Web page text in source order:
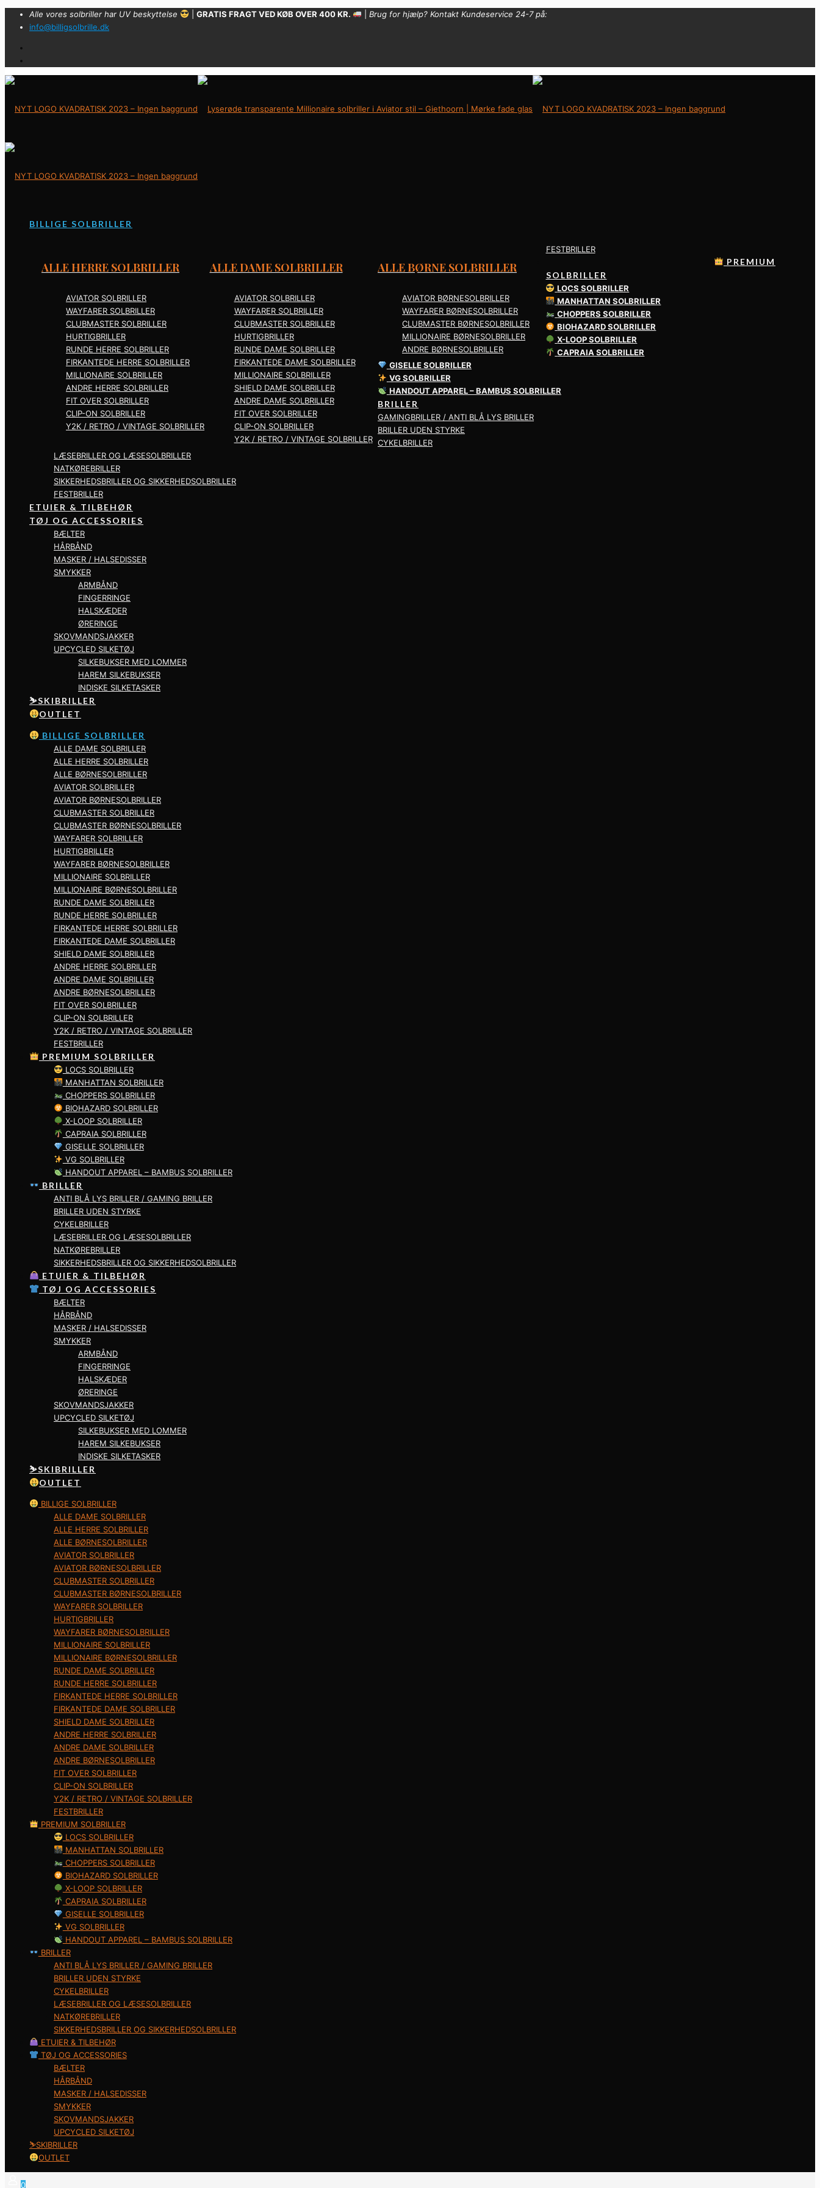
Alle vores solbriller har UV beskyttelse GRATIS FRAGT VED KØB OVER 400 KR.
Brug for hjælp? Kontakt Kundeservice 24-7 på:
info@billigsolbrille.dk
BILLIGE SOLBRILLER
ALLE HERRE SOLBRILLER
AVIATOR SOLBRILLER
WAYFARER SOLBRILLER
CLUBMASTER SOLBRILLER
HURTIGBRILLER
RUNDE HERRE SOLBRILLER
FIRKANTEDE HERRE SOLBRILLER
MILLIONAIRE SOLBRILLER
ANDRE HERRE SOLBRILLER
FIT OVER SOLBRILLER
CLIP-ON SOLBRILLER
Y2K / RETRO / VINTAGE SOLBRILLER
ALLE DAME SOLBRILLER
AVIATOR SOLBRILLER
WAYFARER SOLBRILLER
CLUBMASTER SOLBRILLER
HURTIGBRILLER
RUNDE DAME SOLBRILLER
FIRKANTEDE DAME SOLBRILLER
MILLIONAIRE SOLBRILLER
SHIELD DAME SOLBRILLER
ANDRE DAME SOLBRILLER
FIT OVER SOLBRILLER
CLIP-ON SOLBRILLER
Y2K / RETRO / VINTAGE SOLBRILLER
ALLE BØRNE SOLBRILLER
AVIATOR BØRNESOLBRILLER
WAYFARER BØRNESOLBRILLER
CLUBMASTER BØRNESOLBRILLER
MILLIONAIRE BØRNESOLBRILLER
ANDRE BØRNESOLBRILLER
FESTBRILLER
PREMIUM
SOLBRILLER
LOCS SOLBRILLER
MANHATTAN SOLBRILLER
CHOPPERS SOLBRILLER
BIOHAZARD SOLBRILLER
X-LOOP SOLBRILLER
CAPRAIA SOLBRILLER
GISELLE SOLBRILLER
VG SOLBRILLER
HANDOUT APPAREL – BAMBUS SOLBRILLER
BRILLER
GAMINGBRILLER / ANTI BLÅ LYS BRILLER
BRILLER UDEN STYRKE
CYKELBRILLER
LÆSEBRILLER OG LÆSESOLBRILLER
NATKØREBRILLER
SIKKERHEDSBRILLER OG SIKKERHEDSOLBRILLER
FESTBRILLER
ETUIER & TILBEHØR
TØJ OG ACCESSORIES
BÆLTER
HÅRBÅND
MASKER / HALSEDISSER
SMYKKER
ARMBÅND
FINGERRINGE
HALSKÆDER
ØRERINGE
SKOVMANDSJAKKER
UPCYCLED SILKETØJ
SILKEBUKSER MED LOMMER
HAREM SILKEBUKSER
INDISKE SILKETASKER
⛷️SKIBRILLER
OUTLET
BILLIGE SOLBRILLER
ALLE DAME SOLBRILLER
ALLE HERRE SOLBRILLER
ALLE BØRNESOLBRILLER
AVIATOR SOLBRILLER
AVIATOR BØRNESOLBRILLER
CLUBMASTER SOLBRILLER
CLUBMASTER BØRNESOLBRILLER
WAYFARER SOLBRILLER
HURTIGBRILLER
WAYFARER BØRNESOLBRILLER
MILLIONAIRE SOLBRILLER
MILLIONAIRE BØRNESOLBRILLER
RUNDE DAME SOLBRILLER
RUNDE HERRE SOLBRILLER
FIRKANTEDE HERRE SOLBRILLER
FIRKANTEDE DAME SOLBRILLER
SHIELD DAME SOLBRILLER
ANDRE HERRE SOLBRILLER
ANDRE DAME SOLBRILLER
ANDRE BØRNESOLBRILLER
FIT OVER SOLBRILLER
CLIP-ON SOLBRILLER
Y2K / RETRO / VINTAGE SOLBRILLER
FESTBRILLER
PREMIUM SOLBRILLER
LOCS SOLBRILLER
MANHATTAN SOLBRILLER
CHOPPERS SOLBRILLER
BIOHAZARD SOLBRILLER
X-LOOP SOLBRILLER
CAPRAIA SOLBRILLER
GISELLE SOLBRILLER
VG SOLBRILLER
HANDOUT APPAREL – BAMBUS SOLBRILLER
BRILLER
ANTI BLÅ LYS BRILLER / GAMING BRILLER
BRILLER UDEN STYRKE
CYKELBRILLER
LÆSEBRILLER OG LÆSESOLBRILLER
NATKØREBRILLER
SIKKERHEDSBRILLER OG SIKKERHEDSOLBRILLER
ETUIER & TILBEHØR
TØJ OG ACCESSORIES
BÆLTER
HÅRBÅND
MASKER / HALSEDISSER
SMYKKER
ARMBÅND
FINGERRINGE
HALSKÆDER
ØRERINGE
SKOVMANDSJAKKER
UPCYCLED SILKETØJ
SILKEBUKSER MED LOMMER
HAREM SILKEBUKSER
INDISKE SILKETASKER
⛷️SKIBRILLER
OUTLET
BILLIGE SOLBRILLER
ALLE DAME SOLBRILLER
ALLE HERRE SOLBRILLER
ALLE BØRNESOLBRILLER
AVIATOR SOLBRILLER
AVIATOR BØRNESOLBRILLER
CLUBMASTER SOLBRILLER
CLUBMASTER BØRNESOLBRILLER
WAYFARER SOLBRILLER
HURTIGBRILLER
WAYFARER BØRNESOLBRILLER
MILLIONAIRE SOLBRILLER
MILLIONAIRE BØRNESOLBRILLER
RUNDE DAME SOLBRILLER
RUNDE HERRE SOLBRILLER
FIRKANTEDE HERRE SOLBRILLER
FIRKANTEDE DAME SOLBRILLER
SHIELD DAME SOLBRILLER
ANDRE HERRE SOLBRILLER
ANDRE DAME SOLBRILLER
ANDRE BØRNESOLBRILLER
FIT OVER SOLBRILLER
CLIP-ON SOLBRILLER
Y2K / RETRO / VINTAGE SOLBRILLER
FESTBRILLER
PREMIUM SOLBRILLER
LOCS SOLBRILLER
MANHATTAN SOLBRILLER
CHOPPERS SOLBRILLER
BIOHAZARD SOLBRILLER
X-LOOP SOLBRILLER
CAPRAIA SOLBRILLER
GISELLE SOLBRILLER
VG SOLBRILLER
HANDOUT APPAREL – BAMBUS SOLBRILLER
BRILLER
ANTI BLÅ LYS BRILLER / GAMING BRILLER
BRILLER UDEN STYRKE
CYKELBRILLER
LÆSEBRILLER OG LÆSESOLBRILLER
NATKØREBRILLER
SIKKERHEDSBRILLER OG SIKKERHEDSOLBRILLER
ETUIER & TILBEHØR
TØJ OG ACCESSORIES
BÆLTER
HÅRBÅND
MASKER / HALSEDISSER
SMYKKER
SKOVMANDSJAKKER
UPCYCLED SILKETØJ
⛷️SKIBRILLER
OUTLET
0